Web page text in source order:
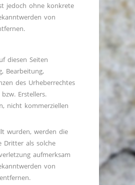
jedoch ohne konkrete
von
diesen Seiten
Bearbeitung,
des Urheberrechtes
Erstellers.
nicht kommerziellen
wurden, werden die
Dritter als solche
aufmerksam
von